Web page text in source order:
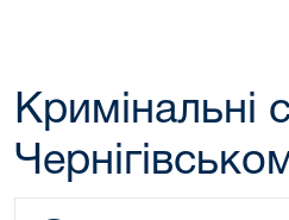
Кримінальні